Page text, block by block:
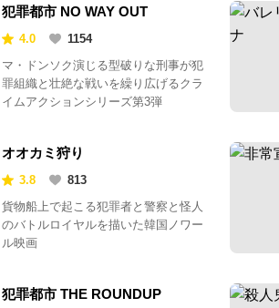
犯罪都市 NO WAY OUT
4.0
1154
マ・ドンソク演じる型破りな刑事が犯
罪組織と壮絶な戦いを繰り広げるクラ
イムアクションシリーズ第3弾
オオカミ狩り
3.8
813
貨物船上で起こる犯罪者と警察と怪人
のバトルロイヤルを描いた韓国ノワー
ル映画
犯罪都市 THE ROUNDUP